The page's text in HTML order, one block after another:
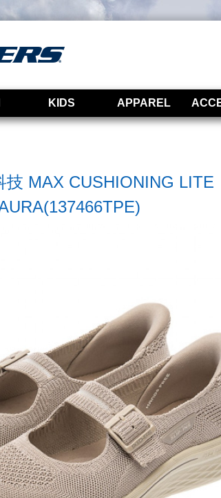
KIDS APPAREL
技 MAX CUSHIONING LITE